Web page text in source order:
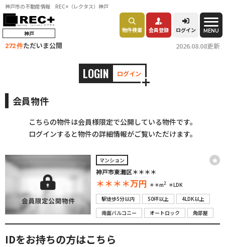
神戸市の不動産情報 REC+（レクタス）神戸
神戸 物件検索 会員登録 ログイン MENU
272 件ただいま公開 2026.08.08更新
LOGIN ログイン
会員物件
こちらの物件は会員様限定で公開している物件です。
ログインすると物件の詳細情報がご覧いただけます。
マンション
神戸市東灘区＊＊＊＊
＊＊＊＊万円 ＊＊m2 ＊LDK
駅徒歩5分以内
50坪以上
4LDK以上
南面バルコニー
オートロック 角部屋
IDをお持ちの方はこちら